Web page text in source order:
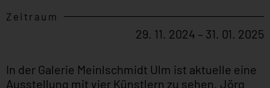
Zeitraum
29. 11. 2024 – 31. 01. 2025
In der Galerie Meinlschmidt Ulm ist aktuelle eine
Ausstellung mit vier Künstlern zu sehen. Jörg